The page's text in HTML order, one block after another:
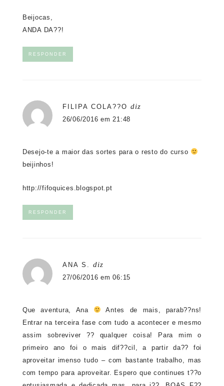
Beijocas,
ANDA DA??!
RESPONDER
FILIPA COLA??O diz
26/06/2016 em 21:48
Desejo-te a maior das sortes para o resto do curso
beijinhos!
http://fifoquices.blogspot.pt
RESPONDER
ANA S. diz
27/06/2016 em 06:15
Que aventura, Ana
Antes de mais, parab??ns!
Entrar na terceira fase com tudo a acontecer e mesmo
assim sobreviver ?? qualquer coisa! Para mim o
primeiro ano foi o mais dif??cil, a partir da?? foi
aproveitar imenso tudo – com bastante trabalho, mas
com tempo para aproveitar. Espero que continues t??o